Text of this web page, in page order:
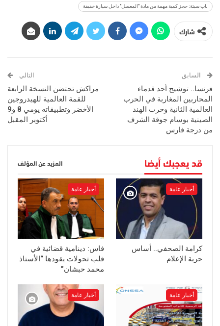
باب سبتة: حجز كمية مهمة من مادة "المعسل" داخل سيارة خفيفة
شارك
السابق
فرنسا.. توشيح أحد قدماء
المحاربين المغاربة في الحرب
العالمية الثانية وحرب الهند
الصينية بوسام جوقة الشرف
من درجة فارس
التالي
مراكش تحتضن النسخة الرابعة
للقمة العالمية للهيدروجين
الأخضر وتطبيقاته يومي 8 و9
أكتوبر المقبل
قد يعجبك أيضا المزيد عن المؤلف
أخبار عامة
كرامة الصحفي.. أساس
حرية الإعلام
أخبار عامة
فاس: دينامية قضائية في
قلب تحولات يقودها “الأستاذ
محمد حبشان”
أخبار عامة أخبار عامة